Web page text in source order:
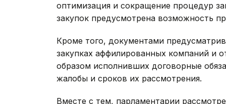
оптимизация и сокращение процедур
закупок предусмотрена возможность
Кроме того, документами
закупках аффилированных компаний и
образом исполнивших договорные
жалобы и сроков их рассмотрения.
Вместе с тем, парламентарии